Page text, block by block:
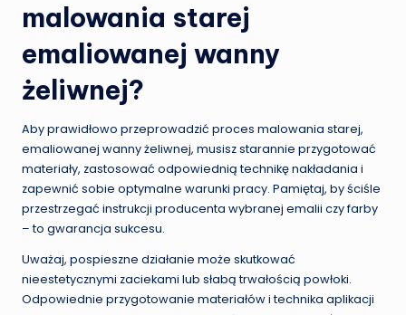
malowania starej
emaliowanej wanny
żeliwnej?
Aby prawidłowo przeprowadzić proces malowania starej,
emaliowanej wanny żeliwnej, musisz starannie przygotować
materiały, zastosować odpowiednią technikę nakładania i
zapewnić sobie optymalne warunki pracy. Pamiętaj, by ściśle
przestrzegać instrukcji producenta wybranej emalii czy farby
– to gwarancja sukcesu.
Uważaj, pospieszne działanie może skutkować
nieestetycznymi zaciekami lub słabą trwałością powłoki.
Odpowiednie przygotowanie materiałów i technika aplikacji